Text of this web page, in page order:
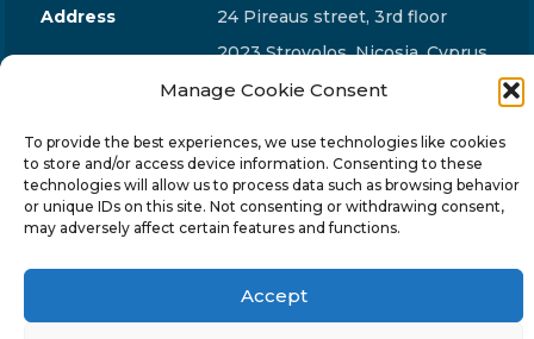
Manage Cookie Consent
To provide the best experiences, we use technologies like cookies
to store and/or access device information. Consenting to these
technologies will allow us to process data such as browsing behavior
or unique IDs on this site. Not consenting or withdrawing consent,
may adversely affect certain features and functions.
Accept
Address
24 Pireaus street, 3rd floor
2023 Strovolos, Nicosia, Cyprus
© 2024-6 Reg4Tech Ltd - Designed & developed by
ISTOTOPOS.Privacy Policy